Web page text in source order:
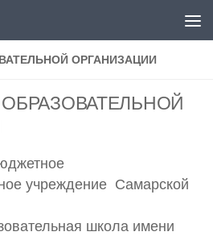
ОРГАНИЗАЦИИ
учреждение Самарской
школа имени